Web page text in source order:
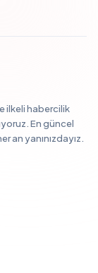
ilkeli habercilik
En güncel
an yanınızdayız.